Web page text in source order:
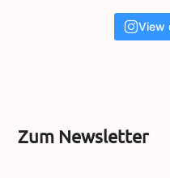
View
Zum Newsletter